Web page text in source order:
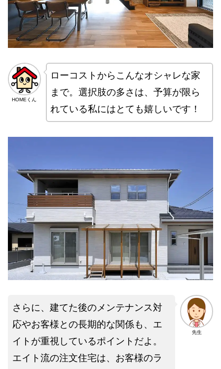
HOMEくん
ローコストからこんなオシャレな家
まで。選択肢の多さは、予算が限ら
れている私にはとても嬉しいです！
先生
さらに、建てた後のメンテナンス対
応やお客様との長期的な関係も、エ
イトが重視しているポイントだよ。
エイト流の注文住宅は、お客様のラ